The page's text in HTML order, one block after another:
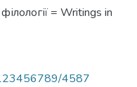
= Writings in
4587